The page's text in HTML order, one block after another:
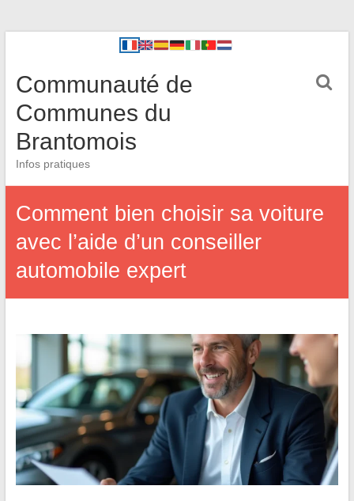
Communauté de
Communes du
Brantomois
Infos pratiques
Comment bien choisir sa voiture
avec l’aide d’un conseiller
automobile expert